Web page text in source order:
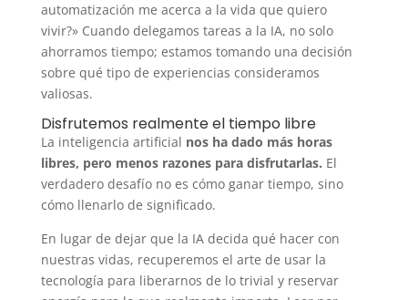
automatización me acerca a la vida que quiero
vivir?» Cuando delegamos tareas a la IA, no solo
ahorramos tiempo; estamos tomando una decisión
sobre qué tipo de experiencias consideramos
valiosas.
Disfrutemos realmente el tiempo libre
La inteligencia artificial nos ha dado más horas
libres, pero menos razones para disfrutarlas. El
verdadero desafío no es cómo ganar tiempo, sino
cómo llenarlo de significado.
En lugar de dejar que la IA decida qué hacer con
nuestras vidas, recuperemos el arte de usar la
tecnología para liberarnos de lo trivial y reservar